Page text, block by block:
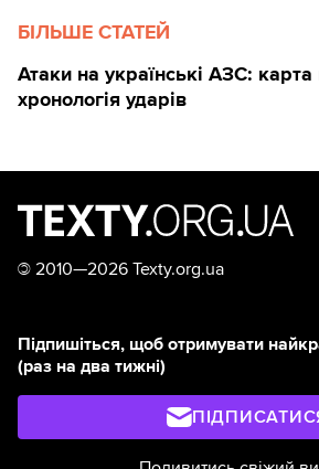
БІЛЬШЕ СТАТЕЙ
Атаки на українські АЗС: карта
хронологія ударів
© 2010—2026 Texty.org.ua
Підпишіться, щоб отримувати
(раз на два тижні)